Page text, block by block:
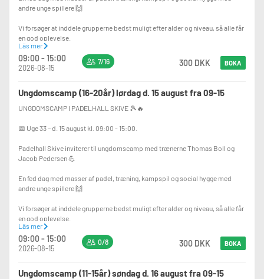
andre unge spillere 🙌
Vi forsøger at inddele grupperne bedst muligt efter alder og niveau, så alle får
en god oplevelse.
⏰ PROGRAM
Padeltræning med træner
🍽️ 11:30-12:30
Teori, øvelser, spil og endnu mere padel
✅ 5 timers aktiviteter på banen
✅ Træner på alle timer
✅ Frugt, snacks og sodavand
✅ Evt. lejebat og bolde er inkluderet
💰 Pris: 300 kr. for hele dagen
Läs mer
09:00 - 15:00
2026-08-15
7/16 300 DKK BOKA
Ungdomscamp (16-20år) lørdag d. 15 august fra 09-15
UNGDOMSCAMP I PADELHALL SKIVE 🎾🔥
📅 Uge 33 – d. 15 august kl. 09:00 - 15:00.
Padelhall Skive inviterer til ungdomscamp med trænerne Thomas Boll og
Jacob Pedersen 💪
En fed dag med masser af padel, træning, kampspil og social hygge med
andre unge spillere 🙌
Vi forsøger at inddele grupperne bedst muligt efter alder og niveau, så alle får
en god oplevelse.
⏰ PROGRAM
Padeltræning med træner
Läs mer
09:00 - 15:00
2026-08-15
0/8 300 DKK BOKA
Ungdomscamp (11-15år) søndag d. 16 august fra 09-15